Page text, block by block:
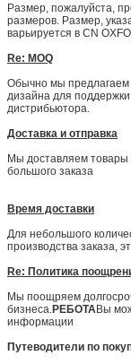
Размер, пожалуйста,
размеров. Размер,
варьируется в CN
Re: MOQ
Обычно мы предлагаем
дизайна для
дистрибьютора.
Доставка и отправка
Мы доставляем товары
большого заказа
Время доставки
Для небольшого
производства заказа,
Re: Политика
Мы поощряем
бизнеса.РЕБОТАВы
информации
Путеводители по